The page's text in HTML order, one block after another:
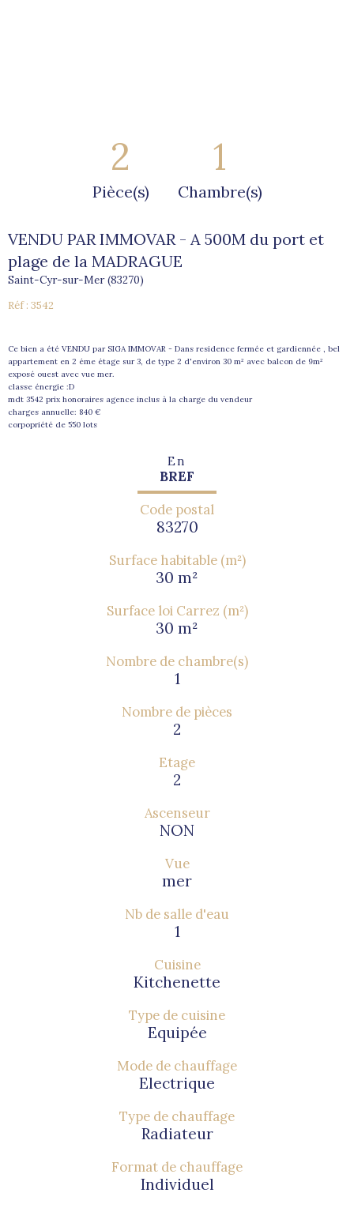
2
Pièce(s)
1
Chambre(s)
VENDU PAR IMMOVAR - A 500M du port et
plage de la MADRAGUE
Saint-Cyr-sur-Mer (83270)
Réf : 3542
Ce bien a été VENDU par SIGA IMMOVAR - Dans residence fermée et gardiennée , bel
appartement en 2 éme étage sur 3, de type 2 d'environ 30 m² avec balcon de 9m²
exposé ouest avec vue mer.
classe énergie :D
mdt 3542 prix honoraires agence inclus à la charge du vendeur
charges annuelle: 840 €
corpopriété de 550 lots
En
BREF
Code postal
83270
Surface habitable (m²)
30 m²
Surface loi Carrez (m²)
30 m²
Nombre de chambre(s)
1
Nombre de pièces
2
Etage
2
Ascenseur
NON
Vue
mer
Nb de salle d'eau
1
Cuisine
Kitchenette
Type de cuisine
Equipée
Mode de chauffage
Electrique
Type de chauffage
Radiateur
Format de chauffage
Individuel